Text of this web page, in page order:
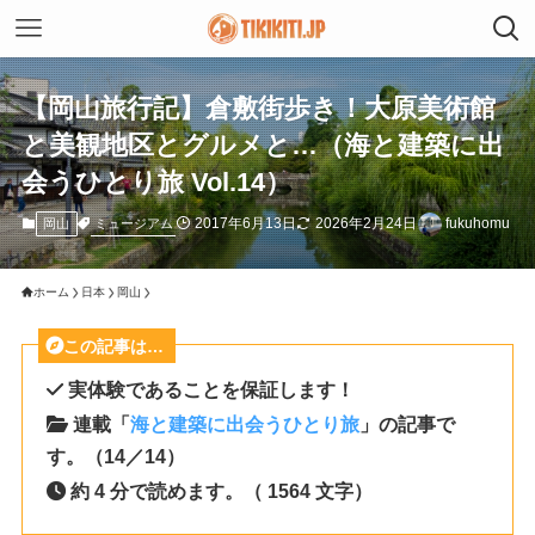
【岡山旅行記】倉敷街歩き！大原美術館
と美観地区とグルメと…（海と建築に出
会うひとり旅 Vol.14）
岡山 ミュージアム 2017年6月13日 2026年2月24日 fukuhomu
ホーム 日本 岡山
この記事は…
実体験であることを保証します！
連載「海と建築に出会うひとり旅 」の記事で
す。（14／14）
約 4 分で読めます。（ 1564 文字）